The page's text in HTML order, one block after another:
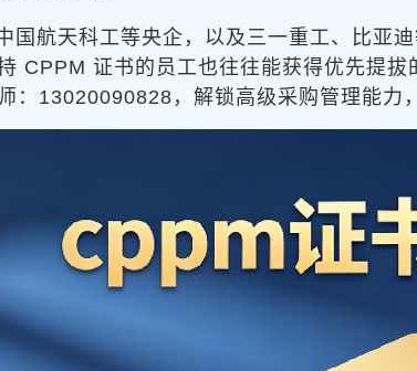
国航天科工等央企，以及三一重工、比亚
CPPM 证书的员工也往往能获得优先提
：13020090828，解锁高级采购管理能力